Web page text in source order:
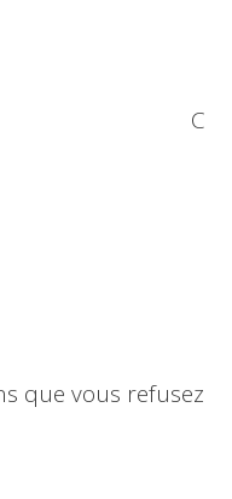
que vous refusez